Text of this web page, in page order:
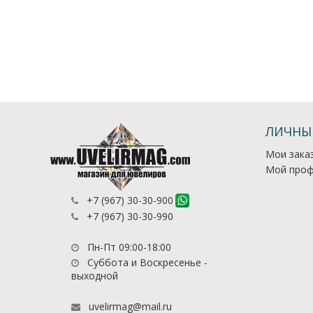
+7 (967) 30-30-900
+7 (967) 30-30-990
Пн-Пт 09:00-18:00
Суббота и Воскресенье -
выходной
uvelirmag@mail.ru
Мои
Мой